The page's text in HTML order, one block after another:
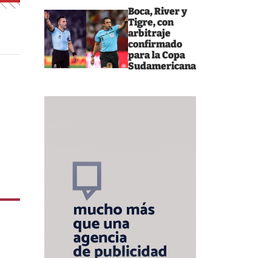
Boca, River y
Tigre, con
arbitraje
confirmado
para la Copa
Sudamericana